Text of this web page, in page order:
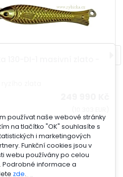
používat naše webové stránky
na tlačítko "OK" souhlasíte s
i marketingových
Funkční cookies jsou v
webu používány po celou
informace a
zde.
130-DI-1 masivní zlato -
zlata